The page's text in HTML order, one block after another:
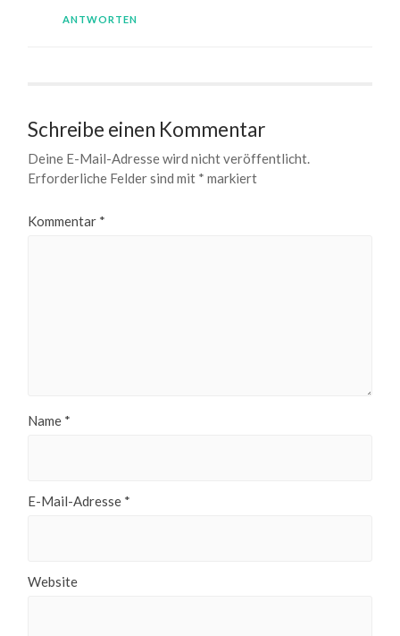
ANTWORTEN
Schreibe einen Kommentar
Deine E-Mail-Adresse wird nicht veröffentlicht.
Erforderliche Felder sind mit * markiert
Kommentar *
Name *
E-Mail-Adresse *
Website